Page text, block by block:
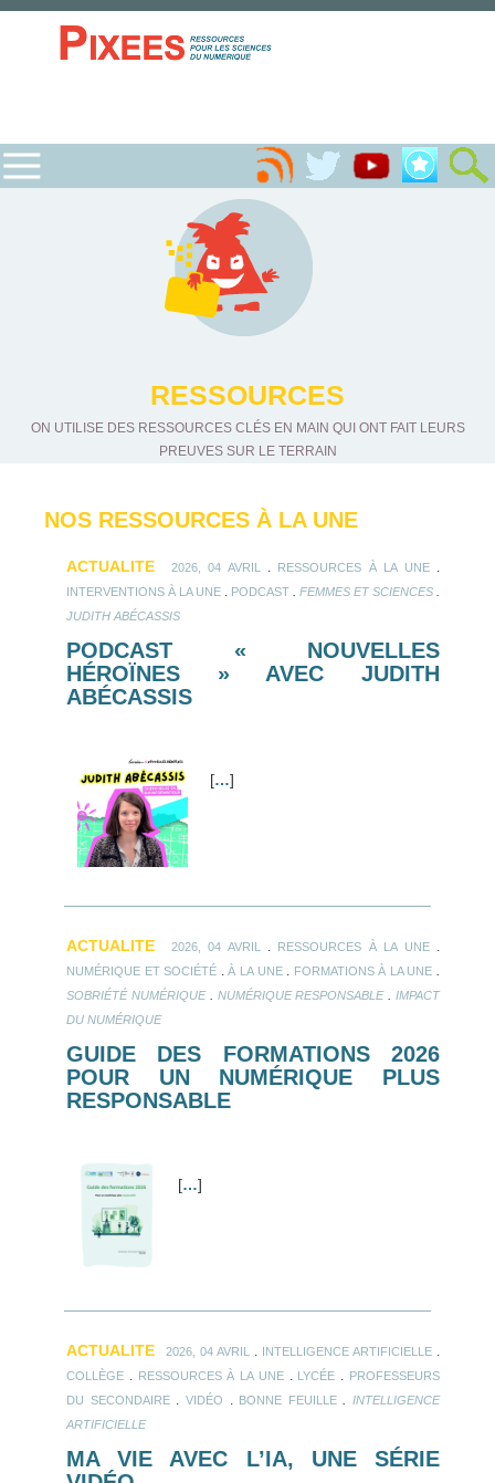
RESSOURCES
ON UTILISE DES RESSOURCES CLÉS EN MAIN QUI ONT FAIT LEURS
PREUVES SUR LE TERRAIN
NOS RESSOURCES À LA UNE
ACTUALITE 2026, 04 AVRIL RESSOURCES À LA UNE.
INTERVENTIONS À LA UNE PODCAST FEMMES ET SCIENCES
JUDITH ABÉCASSIS
PODCAST « NOUVELLES
HÉROÏNES » AVEC JUDITH
ABÉCASSIS
[…]
ACTUALITE 2026, 04 AVRIL RESSOURCES À LA UNE.
NUMÉRIQUE ET SOCIÉTÉ .À LA UNE. FORMATIONS À LA UNE
SOBRIÉTÉ NUMÉRIQUE. NUMÉRIQUE RESPONSABLE.IMPACT
DU NUMÉRIQUE
GUIDE DES FORMATIONS 2026
POUR UN NUMÉRIQUE PLUS
RESPONSABLE
[…]
ACTUALITE 2026, 04 AVRIL INTELLIGENCE ARTIFICIELLE
COLLÈGE RESSOURCES À LA UNE. LYCÉE
PROFESSEURS
DU SECONDAIRE. VIDÉO BONNE FEUILLE. INTELLIGENCE
ARTIFICIELLE
MA VIE AVEC L’IA, UNE SÉRIE